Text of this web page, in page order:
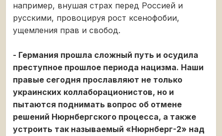
например, внушая страх перед Россией и
русскими, провоцируя рост ксенофобии,
ущемления прав и свобод.
- Германия прошла сложный путь и осудила
преступное прошлое периода нацизма. Наши
правые сегодня прославляют не только
украинских коллаборационистов, но и
пытаются поднимать вопрос об отмене
решений Нюрнбергского процесса, а также
устроить так называемый «Нюрнберг-2» над